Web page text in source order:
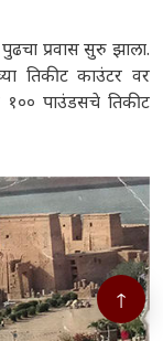
प्रवास सुरु झाला.
तिकीट काउंटर वर
पाउंडसचे तिकीट
↑